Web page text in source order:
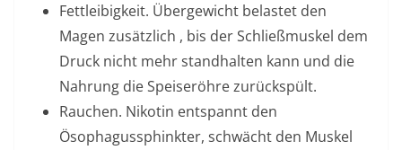
Fettleibigkeit. Übergewicht belastet den
Magen zusätzlich , bis der Schließmuskel dem
Druck nicht mehr standhalten kann und die
Nahrung die Speiseröhre zurückspült.
Rauchen. Nikotin entspannt den
Ösophagussphinkter, schwächt den Muskel